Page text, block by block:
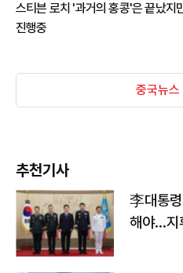
스티븐 로치 '과거의 홍콩'은 끝났지
진행중
중국뉴스
추천기사
李대통
해야…지